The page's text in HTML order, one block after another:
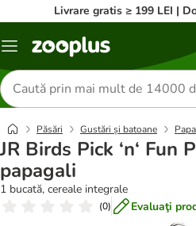
Livrare gratis ≥ 199 LEI |
Categorii
Căutare
produse
Păsări Gustări și batoane
JR Birds Pick ‘n‘ Fun
papagali
1 bucată, cereale integrale
(0) Evaluaţi